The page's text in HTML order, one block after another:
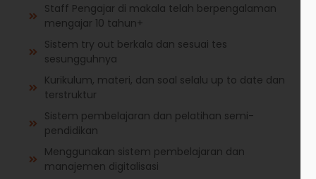
Staff Pengajar di makala telah berpengalaman
mengajar 10 tahun+
Sistem try out berkala dan sesuai tes
sesungguhnya
Kurikulum, materi, dan soal selalu up to date dan
terstruktur
Sistem pembelajaran dan pelatihan semi-
pendidikan
Menggunakan sistem pembelajaran dan
manajemen digitalisasi